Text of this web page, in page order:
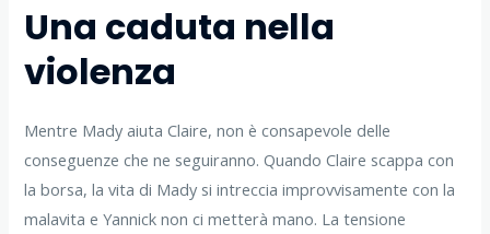
Una caduta nella
violenza
Mentre Mady aiuta Claire, non è consapevole delle
conseguenze che ne seguiranno. Quando Claire scappa con
la borsa, la vita di Mady si intreccia improvvisamente con la
malavita e Yannick non ci metterà mano. La tensione